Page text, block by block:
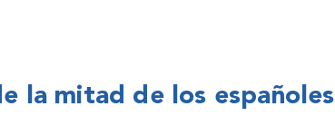
la mitad de los españoles